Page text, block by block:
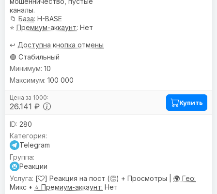
каналы.
📁 База: H-BASE
⭐ Премиум-аккаунт: Нет
↩️ Доступна кнопка отмены
🟢 Стабильный
26.141 ₽
10
100 000
Купить
280
Telegram
Реакции
[
] Реакция на пост (👏) + Просмотры | 🌍 Гео:
Микс • ⭐ Премиум-аккаунт: Нет